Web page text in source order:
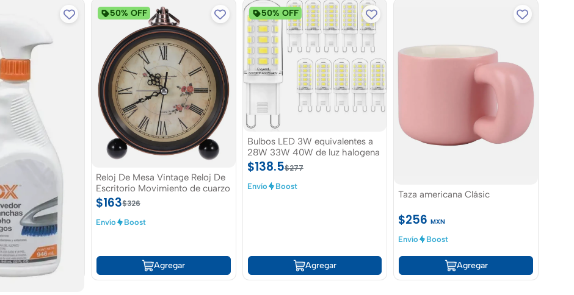
50% OFF
Reloj De Mesa Vintage Reloj De
Escritorio Movimiento de cuarzo
$163$326
Envío Boost
Agregar
50% OFF
Bulbos LED 3W equivalentes a
28W 33W 40W de luz halogena
$138.5$277
Envío Boost
Agregar
Taza americana Clásic
$256MXN
Envío
Boost
Agregar